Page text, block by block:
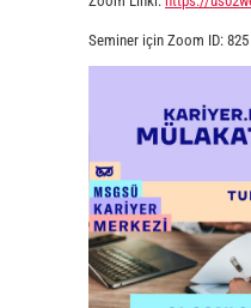
Seminer için Zoom ID: 825